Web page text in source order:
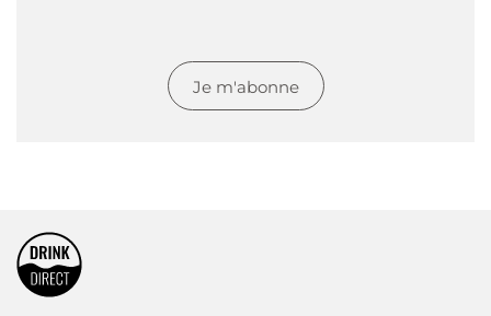
Je m'abonne